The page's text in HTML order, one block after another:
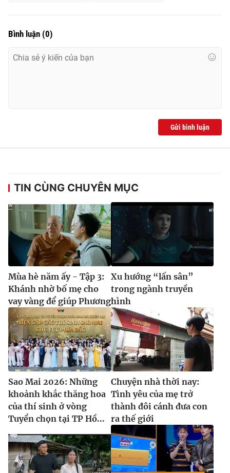
Bình luận (0)
Gửi bình luận
TIN CÙNG CHUYÊN MỤC
Mùa hè năm ấy - Tập 3:
Khánh nhờ bố mẹ cho
vay vàng để giúp Phương
Xu hướng “lấn sân”
trong ngành truyền
hình
Sao Mai 2026: Những
khoảnh khắc thăng hoa
của thí sinh ở vòng
Tuyển chọn tại TP Hồ...
Chuyện nhà thời nay:
Tình yêu của mẹ trở
thành đôi cánh đưa con
ra thế giới